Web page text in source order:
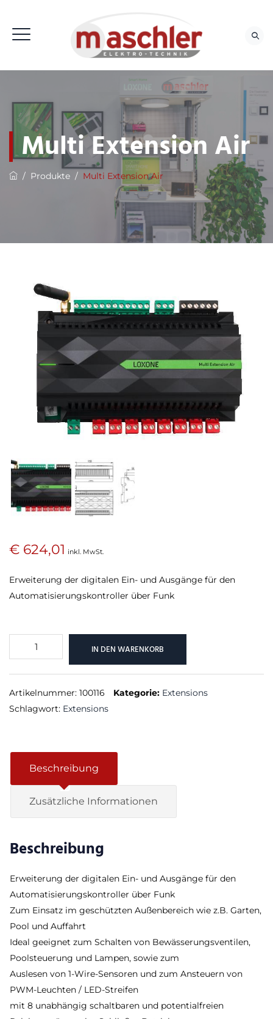
Multi Extension Air
/ Produkte / Multi Extension Air
€ 624,01 inkl. MwSt.
Erweiterung der digitalen Ein- und Ausgänge für den
Automatisierungskontroller über Funk
Extension
Air
Menge
IN DEN WARENKORB
Artikelnummer: 100116 Kategorie: Extensions
Schlagwort: Extensions
Beschreibung
Zusätzliche Informationen
Beschreibung
Erweiterung der digitalen Ein- und Ausgänge für den
Automatisierungskontroller über Funk
Zum Einsatz im geschützten Außenbereich wie z.B. Garten,
Pool und Auffahrt
Ideal geeignet zum Schalten von Bewässerungsventilen,
Poolsteuerung und Lampen, sowie zum
Auslesen von 1-Wire-Sensoren und zum Ansteuern von
PWM-Leuchten / LED-Streifen
mit 8 unabhängig schaltbaren und potentialfreien